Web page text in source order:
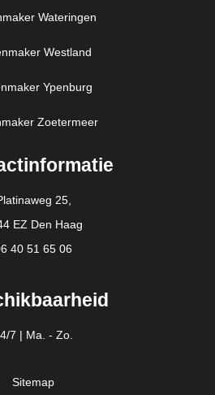
Wateringen
Westland
Ypenburg
Zoetermeer
25,
EZ Den Haag
40 51 65 06
7 | Ma. - Zo.
Sitemap